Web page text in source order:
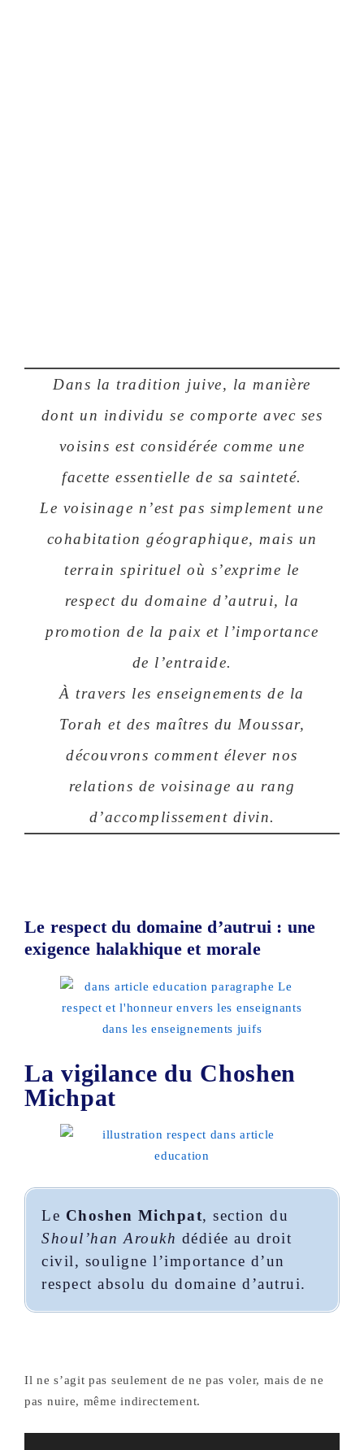
Dans la tradition juive, la manière
dont un individu se comporte avec ses
voisins est considérée comme une
facette essentielle de sa sainteté.
Le voisinage n’est pas simplement une
cohabitation géographique, mais un
terrain spirituel où s’exprime le
respect du domaine d’autrui, la
promotion de la paix et l’importance
de l’entraide.
À travers les enseignements de la
Torah et des maîtres du Moussar,
découvrons comment élever nos
relations de voisinage au rang
d’accomplissement divin.
Le respect du domaine d’autrui : une
exigence halakhique et morale
La vigilance du Choshen
Michpat
Le Choshen Michpat, section du
Shoul’han Aroukh dédiée au droit
civil, souligne l’importance d’un
respect absolu du domaine d’autrui.
Il ne s’agit pas seulement de ne pas voler, mais de ne
pas nuire, même indirectement.